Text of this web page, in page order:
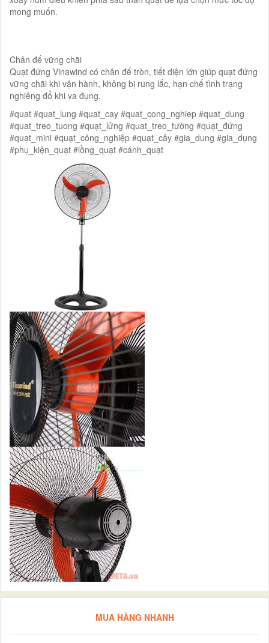
mong muốn.
Chân đế vững chãi
Quạt đứng Vinawind có chân đế tròn, tiết diện lớn giúp quạt đứng
vững chãi khi vận hành, không bị rung lắc, hạn chế tình trạng
nghiêng đổ khi va đụng.
#quat #quat_lung #quat_cay #quat_cong_nghiep #quat_dung
#quat_treo_tuong #quạt_lửng #quat_treo_tường #quạt_đứng
#quạt_mini #quạt_công_nghiệp #quạt_cây #gia_dung #gia_dụng
#phụ_kiện_quạt #lồng_quạt #cánh_quạt
MUA HÀNG NHANH